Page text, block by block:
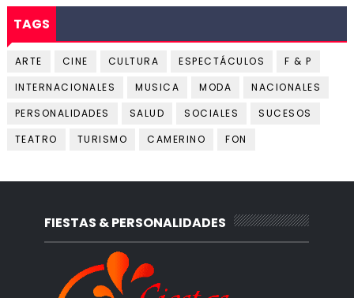
TAGS
ARTE CINE CULTURA ESPECTÁCULOS
F & P
INTERNACIONALES
MUSICA MODA
NACIONALES
PERSONALIDADES
SALUD SOCIALES
SUCESOS
TEATRO
TURISMO CAMERINO FON
FIESTAS & PERSONALIDADES